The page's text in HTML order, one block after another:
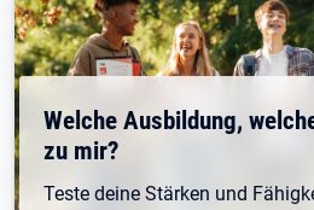
Welche Ausbildung,
zu mir?
Teste deine Stärken und